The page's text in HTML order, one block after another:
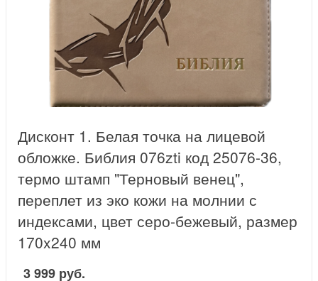
Дисконт 1. Белая точка на лицевой
обложке. Библия 076zti код 25076-36,
термо штамп "Терновый венец",
переплет из эко кожи на молнии с
индексами, цвет серо-бежевый, размер
170x240 мм
3 999 руб.